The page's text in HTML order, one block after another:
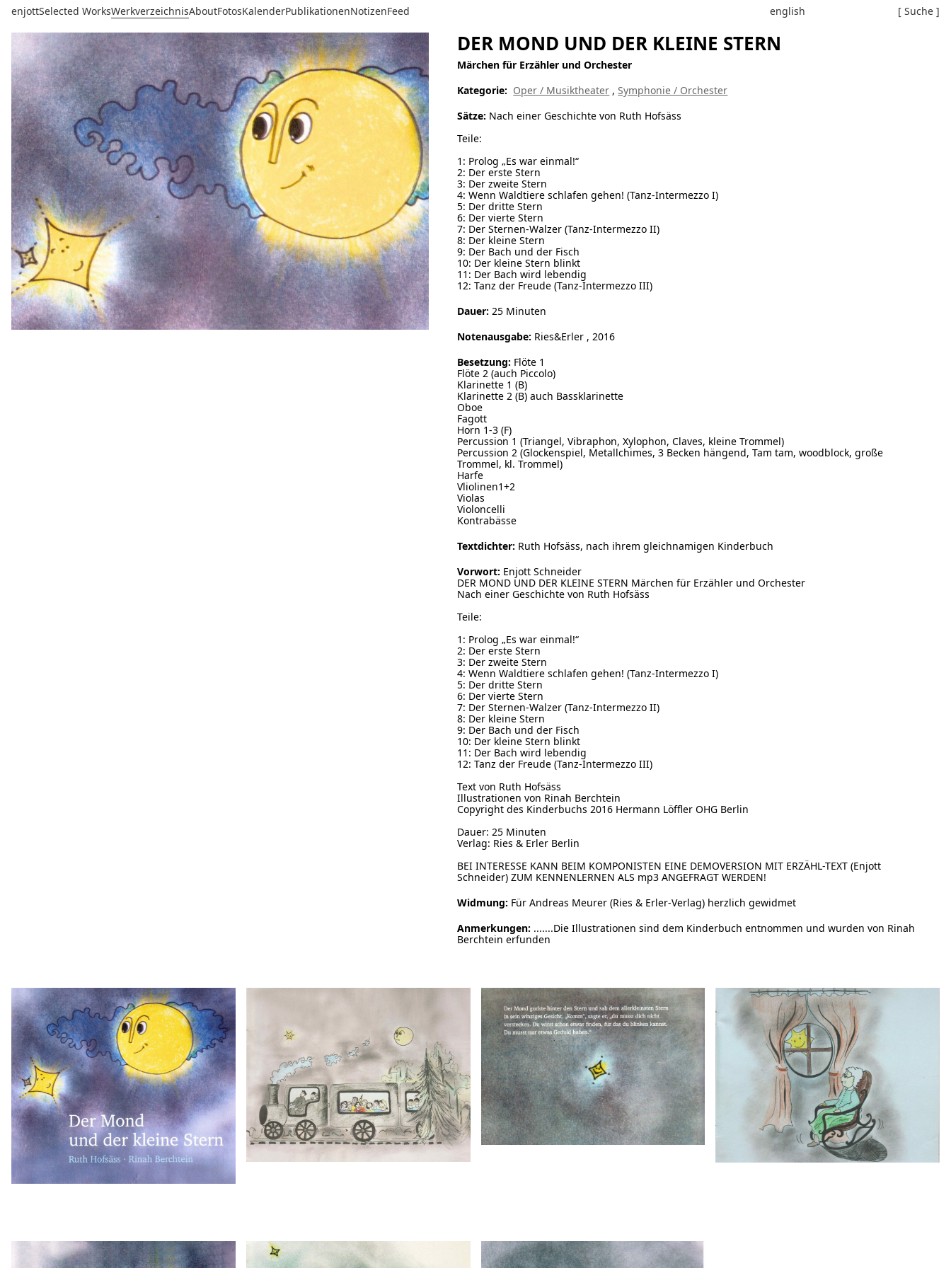
enjottSelected WorksWerkverzeichnisAboutFotosKalenderPublikationenNotizenFeed english [ Suche ]
DER MOND UND DER KLEINE STERN
Märchen für Erzähler und Orchester
Kategorie: Oper / Musiktheater ,Symphonie / Orchester
Sätze: Nach einer Geschichte von Ruth Hofsäss
Teile:
1: Prolog „Es war einmal!“
2: Der erste Stern
3: Der zweite Stern
4: Wenn Waldtiere schlafen gehen! (Tanz-Intermezzo I)
5: Der dritte Stern
6: Der vierte Stern
7: Der Sternen-Walzer (Tanz-Intermezzo II)
8: Der kleine Stern
9: Der Bach und der Fisch
10: Der kleine Stern blinkt
11: Der Bach wird lebendig
12: Tanz der Freude (Tanz-Intermezzo III)
Dauer: 25 Minuten
Notenausgabe: Ries&Erler , 2016
Besetzung: Flöte 1
Flöte 2 (auch Piccolo)
Klarinette 1 (B)
Klarinette 2 (B) auch Bassklarinette
Oboe
Fagott
Horn 1-3 (F)
Percussion 1 (Triangel, Vibraphon, Xylophon, Claves, kleine Trommel)
Percussion 2 (Glockenspiel, Metallchimes, 3 Becken hängend, Tam tam, woodblock, große
Trommel, kl. Trommel)
Harfe
Vliolinen1+2
Violas
Violoncelli
Kontrabässe
Textdichter: Ruth Hofsäss, nach ihrem gleichnamigen Kinderbuch
Vorwort: Enjott Schneider
DER MOND UND DER KLEINE STERN Märchen für Erzähler und Orchester
Nach einer Geschichte von Ruth Hofsäss
Teile:
1: Prolog „Es war einmal!“
2: Der erste Stern
3: Der zweite Stern
4: Wenn Waldtiere schlafen gehen! (Tanz-Intermezzo I)
5: Der dritte Stern
6: Der vierte Stern
7: Der Sternen-Walzer (Tanz-Intermezzo II)
8: Der kleine Stern
9: Der Bach und der Fisch
10: Der kleine Stern blinkt
11: Der Bach wird lebendig
12: Tanz der Freude (Tanz-Intermezzo III)
Text von Ruth Hofsäss
Illustrationen von Rinah Berchtein
Copyright des Kinderbuchs 2016 Hermann Löffler OHG Berlin
Dauer: 25 Minuten
Verlag: Ries & Erler Berlin
BEI INTERESSE KANN BEIM KOMPONISTEN EINE DEMOVERSION MIT ERZÄHL-TEXT (Enjott
Schneider) ZUM KENNENLERNEN ALS mp3 ANGEFRAGT WERDEN!
Widmung: Für Andreas Meurer (Ries & Erler-Verlag) herzlich gewidmet
Anmerkungen: .......Die Illustrationen sind dem Kinderbuch entnommen und wurden von Rinah
Berchtein erfunden